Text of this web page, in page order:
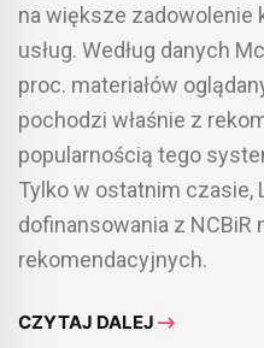
na większe
usług. Według danych
proc. materiałów
pochodzi właśnie z
popularnością tego
Tylko w ostatnim czasie,
dofinansowania z
rekomendacyjnych.
CZYTAJ DALEJ